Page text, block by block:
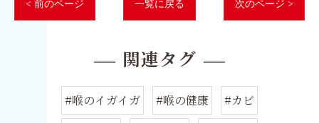
< 前のページ 一覧に戻る 次のページ >
関連タグ
#喉のイガイガ #喉の健康
#カビ